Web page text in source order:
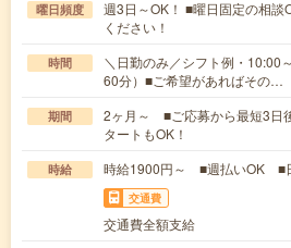
曜日頻度
週3日～OK！ ■曜日固定の相談
ください！
時間
＼日勤のみ／シフト例・10:00
60分）■ご希望があればその…
期間
2ヶ月～ ■ご応募から最短3日
タートもOK！
時給 時給1900円～ ■週払いOK ■
交通費
交通費全額支給